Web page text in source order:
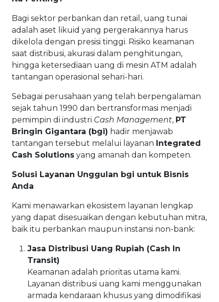
Bagi sektor perbankan dan retail, uang tunai
adalah aset likuid yang pergerakannya harus
dikelola dengan presisi tinggi. Risiko keamanan
saat distribusi, akurasi dalam penghitungan,
hingga ketersediaan uang di mesin ATM adalah
tantangan operasional sehari-hari.
Sebagai perusahaan yang telah berpengalaman
sejak tahun 1990 dan bertransformasi menjadi
pemimpin di industri Cash Management, PT
Bringin Gigantara (bgi) hadir menjawab
tantangan tersebut melalui layanan Integrated
Cash Solutions yang amanah dan kompeten.
Solusi Layanan Unggulan bgi untuk Bisnis
Anda
Kami menawarkan ekosistem layanan lengkap
yang dapat disesuaikan dengan kebutuhan mitra,
baik itu perbankan maupun instansi non-bank:
Jasa Distribusi Uang Rupiah (Cash In
Transit)
Keamanan adalah prioritas utama kami.
Layanan distribusi uang kami menggunakan
armada kendaraan khusus yang dimodifikasi